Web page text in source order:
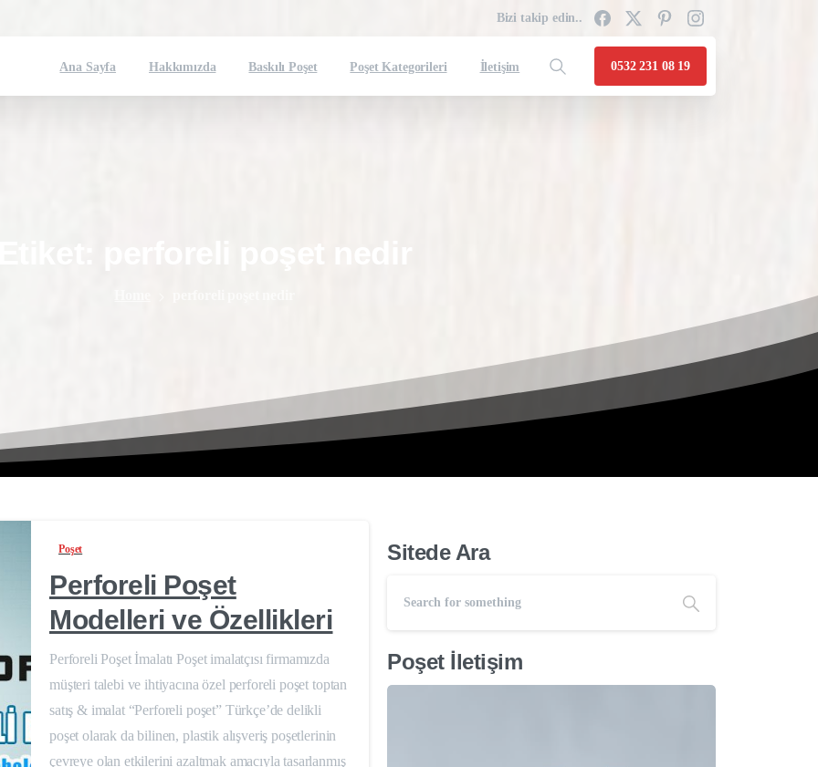
Bizi takip edin..
Ana Sayfa Hakkımızda Baskılı Poşet Poşet Kategorileri İletişim 0532 231 08 19
Poşet
Perforeli Poşet
Modelleri ve Özellikleri
Perforeli Poşet İmalatı Poşet imalatçısı firmamızda
müşteri talebi ve ihtiyacına özel perforeli poşet toptan
satış & imalat “Perforeli poşet” Türkçe’de delikli
poşet olarak da bilinen, plastik alışveriş poşetlerinin
çevreye olan etkilerini azaltmak amacıyla tasarlanmış
Sitede Ara
Poşet İletişim